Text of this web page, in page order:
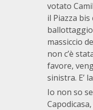
votato
il Piazza
massiccio
non c’è
favore,
sinistra. E’
Io non so